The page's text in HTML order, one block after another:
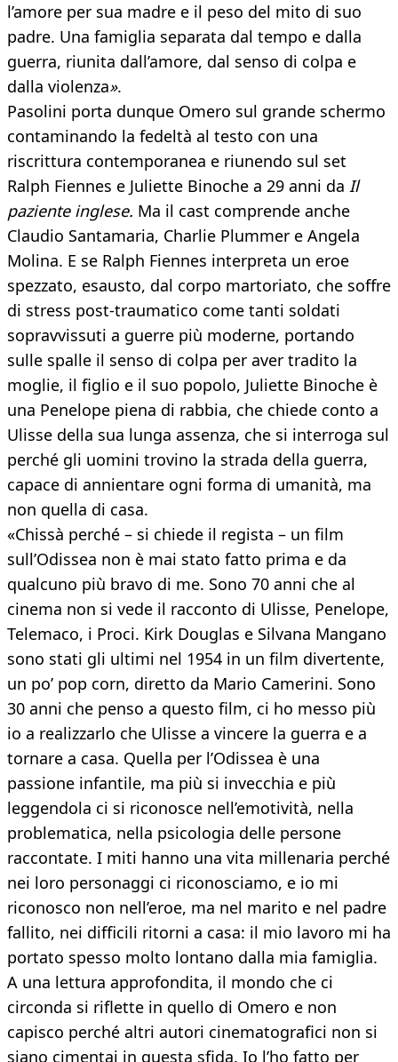
l’amore per sua madre e il peso del mito di suo
padre. Una famiglia separata dal tempo e dalla
guerra, riunita dall’amore, dal senso di colpa e
dalla violenza».
Pasolini porta dunque Omero sul grande schermo
contaminando la fedeltà al testo con una
riscrittura contemporanea e riunendo sul set
Ralph Fiennes e Juliette Binoche a 29 anni da Il
paziente inglese. Ma il cast comprende anche
Claudio Santamaria, Charlie Plummer e Angela
Molina. E se Ralph Fiennes interpreta un eroe
spezzato, esausto, dal corpo martoriato, che soffre
di stress post-traumatico come tanti soldati
sopravvissuti a guerre più moderne, portando
sulle spalle il senso di colpa per aver tradito la
moglie, il figlio e il suo popolo, Juliette Binoche è
una Penelope piena di rabbia, che chiede conto a
Ulisse della sua lunga assenza, che si interroga sul
perché gli uomini trovino la strada della guerra,
capace di annientare ogni forma di umanità, ma
non quella di casa.
«Chissà perché – si chiede il regista – un film
sull’Odissea non è mai stato fatto prima e da
qualcuno più bravo di me. Sono 70 anni che al
cinema non si vede il racconto di Ulisse, Penelope,
Telemaco, i Proci. Kirk Douglas e Silvana Mangano
sono stati gli ultimi nel 1954 in un film divertente,
un po’ pop corn, diretto da Mario Camerini. Sono
30 anni che penso a questo film, ci ho messo più
io a realizzarlo che Ulisse a vincere la guerra e a
tornare a casa. Quella per l’Odissea è una
passione infantile, ma più si invecchia e più
leggendola ci si riconosce nell’emotività, nella
problematica, nella psicologia delle persone
raccontate. I miti hanno una vita millenaria perché
nei loro personaggi ci riconosciamo, e io mi
riconosco non nell’eroe, ma nel marito e nel padre
fallito, nei difficili ritorni a casa: il mio lavoro mi ha
portato spesso molto lontano dalla mia famiglia.
A una lettura approfondita, il mondo che ci
circonda si riflette in quello di Omero e non
capisco perché altri autori cinematografici non si
siano cimentai in questa sfida. Io l’ho fatto per